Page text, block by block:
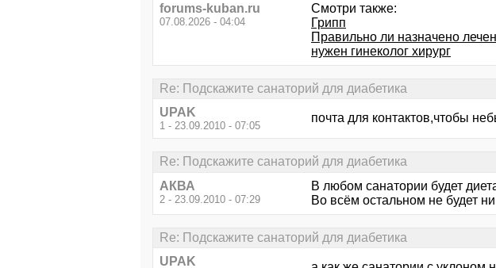
forums-kuban.ru
07.08.2026 - 04:04
Смотри также:
Грипп
Правильно ли назначено
нужен гинеколог хирург
Re: Подскажите санаторий для диабетика
UPAK
1 - 23.09.2010 - 07:05
почта для контактов,чтобы
Re: Подскажите санаторий для диабетика
АКВА
2 - 23.09.2010 - 07:29
В любом санатории будет
Во всём остальном не будет
Re: Подскажите санаторий для диабетика
UPAK